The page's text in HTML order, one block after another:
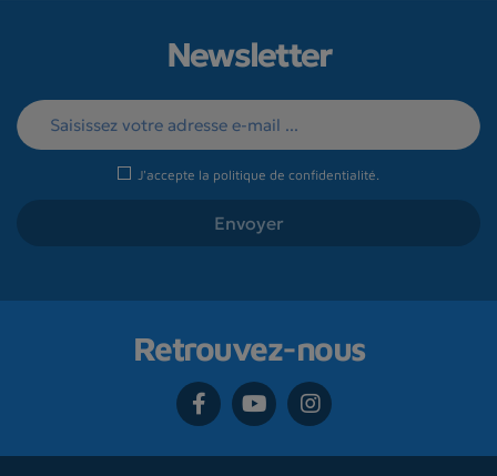
Newsletter
J'accepte la politique de confidentialité
Retrouvez-nous